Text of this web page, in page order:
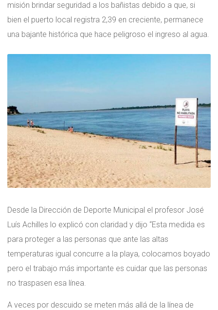
misión brindar seguridad a los bañistas debido a que, si
bien el puerto local registra 2,39 en creciente, permanece
una bajante histórica que hace peligroso el ingreso al agua.
Desde la Dirección de Deporte Municipal el profesor José
Luís Achilles lo explicó con claridad y dijo “Esta medida es
para proteger a las personas que ante las altas
temperaturas igual concurre a la playa, colocamos boyado
pero el trabajo más importante es cuidar que las personas
no traspasen esa línea.
A veces por descuido se meten más allá de la línea de